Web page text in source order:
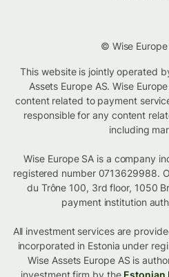
© Wise
This website is jointly operated
Assets Europe AS. Wise
content related to payment
responsible for any content
including
Wise Europe SA is a company
registered number 0713629988.
du Trône 100, 3rd floor, 1050
payment institution
All investment services are
incorporated in Estonia under
Wise Assets Europe AS is
investment firm by the Estonian